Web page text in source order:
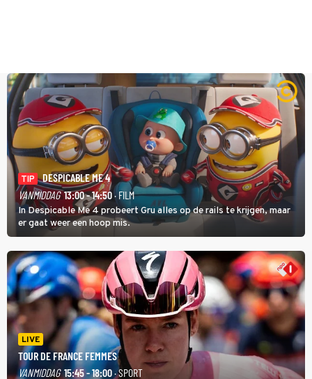
TIP
DESPICABLE ME 4
VANMIDDAG 13:00 - 14:50· FILM
In Despicable Me 4 probeert Gru alles op de rails te krijgen, maar
er gaat weer een hoop mis.
LIVE
TOUR DE FRANCE FEMMES
VANMIDDAG 15:45 - 18:00· SPORT